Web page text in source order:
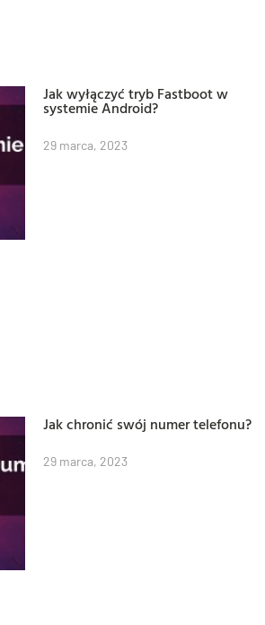
Jak wyłączyć tryb Fastboot w
systemie Android?
29 marca, 2023
Jak chronić swój numer telefonu?
29 marca, 2023